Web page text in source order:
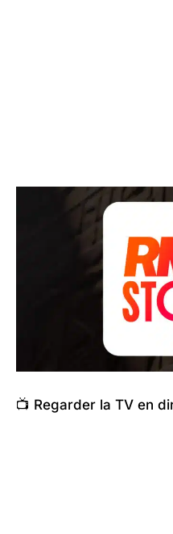
📺 Regarder la TV en